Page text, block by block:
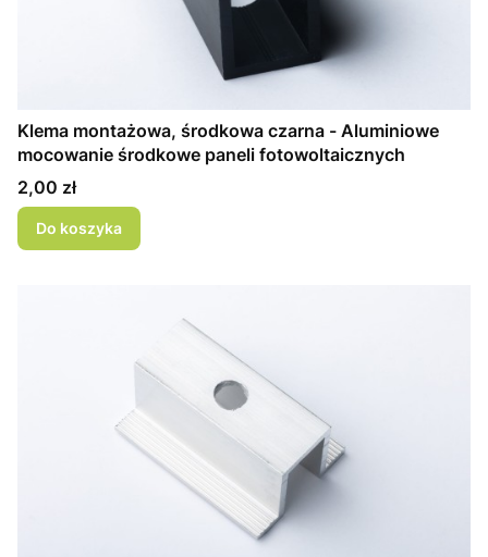
Klema montażowa, środkowa czarna - Aluminiowe
mocowanie środkowe paneli fotowoltaicznych
Cena
2,00 zł
Do koszyka